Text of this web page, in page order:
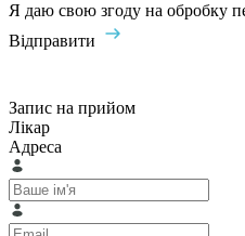
Я даю свою згоду на обробку
Відправити
Запис на прийом
Лікар
Адреса